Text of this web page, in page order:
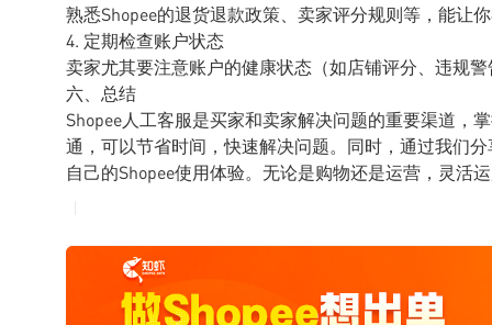
熟悉Shopee的退货退款政策、卖家评分规则等，能让
4. 定期检查账户状态
卖家尤其要注意账户的健康状态（如店铺评分、违规
六、总结
Shopee人工客服是买家和卖家解决问题的重要渠道，
通，可以节省时间，快速解决问题。同时，通过我们
自己的Shopee使用体验。无论是购物还是运营，灵活